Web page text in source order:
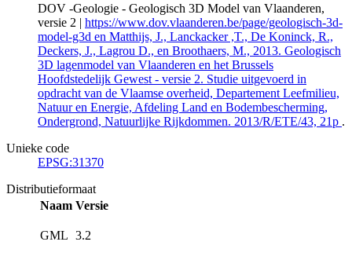
DOV -Geologie - Geologisch 3D Model van Vlaanderen,
versie 2 | https://www.dov.vlaanderen.be/page/geologisch-3d-
model-g3d en Matthijs, J., Lanckacker ,T., De Koninck, R.,
Deckers, J., Lagrou D., en Broothaers, M., 2013. Geologisch
3D lagenmodel van Vlaanderen en het Brussels
Hoofdstedelijk Gewest - versie 2. Studie uitgevoerd in
opdracht van de Vlaamse overheid, Departement Leefmilieu,
Natuur en Energie, Afdeling Land en Bodembescherming,
Ondergrond, Natuurlijke Rijkdommen. 2013/R/ETE/43, 21p .
Unieke code
EPSG:31370
Distributieformaat
Naam Versie
GML 3.2